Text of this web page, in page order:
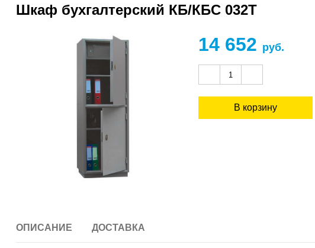
Шкаф бухгалтерский КБ/КБС 032Т
14 652 руб.
ОПИСАНИЕ ДОСТАВКА